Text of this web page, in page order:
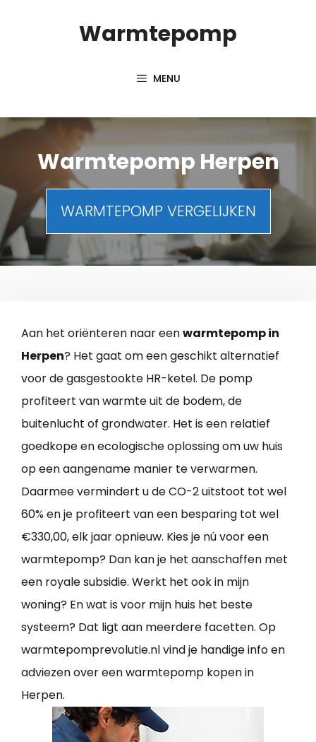
Warmtepomp
MENU
Warmtepomp Herpen
WARMTEPOMP VERGELIJKEN
Aan het oriënteren naar eenwarmtepomp in
Herpen? Het gaat om een geschikt alternatief
voor de gasgestookte HR-ketel. De pomp
profiteert van warmte uit de bodem, de
buitenlucht of grondwater. Het is een relatief
goedkope en ecologische oplossing om uw huis
op een aangename manier te verwarmen.
Daarmee vermindert u de CO-2 uitstoot tot wel
60% en je profiteert van een besparing tot wel
€330,00, elk jaar opnieuw. Kies je nú voor een
warmtepomp? Dan kan je het aanschaffen met
een royale subsidie. Werkt het ook in mijn
woning? En wat is voor mijn huis het beste
systeem? Dat ligt aan meerdere facetten. Op
warmtepomprevolutie.nl vind je handige info en
adviezen over een warmtepomp kopen in
Herpen.